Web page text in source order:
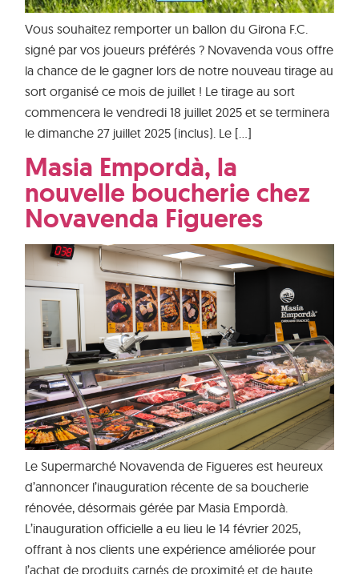
Vous souhaitez remporter un ballon du Girona F.C.
signé par vos joueurs préférés ? Novavenda vous offre
la chance de le gagner lors de notre nouveau tirage au
sort organisé ce mois de juillet ! Le tirage au sort
commencera le vendredi 18 juillet 2025 et se terminera
le dimanche 27 juillet 2025 (inclus). Le […]
Masia Empordà, la
nouvelle boucherie chez
Novavenda Figueres
Le Supermarché Novavenda de Figueres est heureux
d’annoncer l’inauguration récente de sa boucherie
rénovée, désormais gérée par Masia Empordà.
L’inauguration officielle a eu lieu le 14 février 2025,
offrant à nos clients une expérience améliorée pour
l’achat de produits carnés de proximité et de haute